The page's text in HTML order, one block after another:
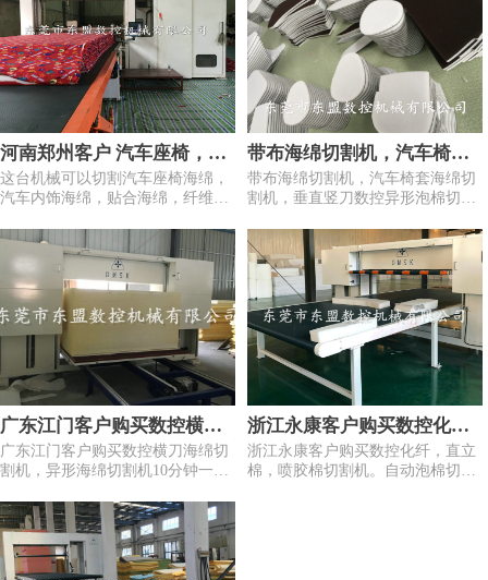
用时长，降低后期客户使用成本。
河南郑州客户 汽车座椅，汽
车内饰，珍珠棉，EVA，化
套，竖刀数控切割机
这台机械可以切割汽车座椅海绵，
汽车内饰海绵，贴合海绵，纤维，
带布海绵切割机，汽车椅套
海绵切割机，垂直竖刀数控
数控切割机
带布海绵切割机，汽车椅套海绵切
割机，垂直竖刀数控异形泡棉切割
广东江门客户购买数控横刀
海绵切割机，异形海绵切割
广东江门客户购买数控横刀海绵切
割机，异形海绵切割机10分钟一个
浙江永康客户购买数控化
纤，直立棉，喷胶棉切割
浙江永康客户购买数控化纤，直立
棉，喷胶棉切割机。自动泡棉切割